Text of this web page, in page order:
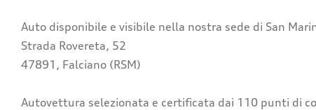
Auto disponibile e visibile nella nostra sede di San
Strada Rovereta, 52
47891, Falciano (RSM)
Autovettura selezionata e certificata dai 110 punti di